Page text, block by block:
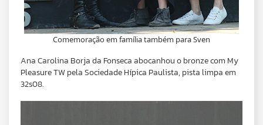
Comemoração em família também para Sven
Ana Carolina Borja da Fonseca abocanhou o bronze com My
Pleasure TW pela Sociedade Hípica Paulista, pista limpa em
32s08.